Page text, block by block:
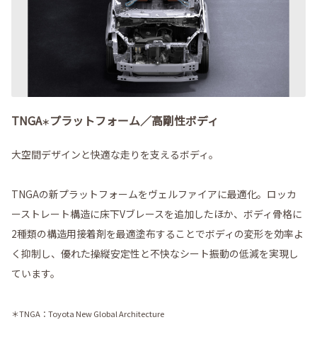
TNGA＊プラットフォーム／高剛性ボディ
大空間デザインと快適な走りを支えるボディ。
TNGAの新プラットフォームをヴェルファイアに最適化。ロッカ
ーストレート構造に床下Vブレースを追加したほか、ボディ骨格に
2種類の構造用接着剤を最適塗布することでボディの変形を効率よ
く抑制し、優れた操縦安定性と不快なシート振動の低減を実現し
ています。
＊TNGA：Toyota New Global Architecture